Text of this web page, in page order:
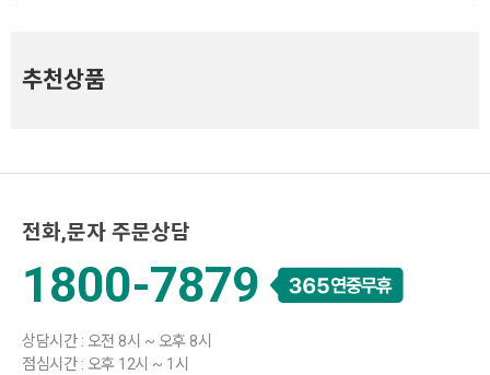
추천상품
전화,문자 주문상담
1800-7879
상담시간 : 오전 8시 ~ 오후 8시
점심시간 : 오후 12시 ~ 1시